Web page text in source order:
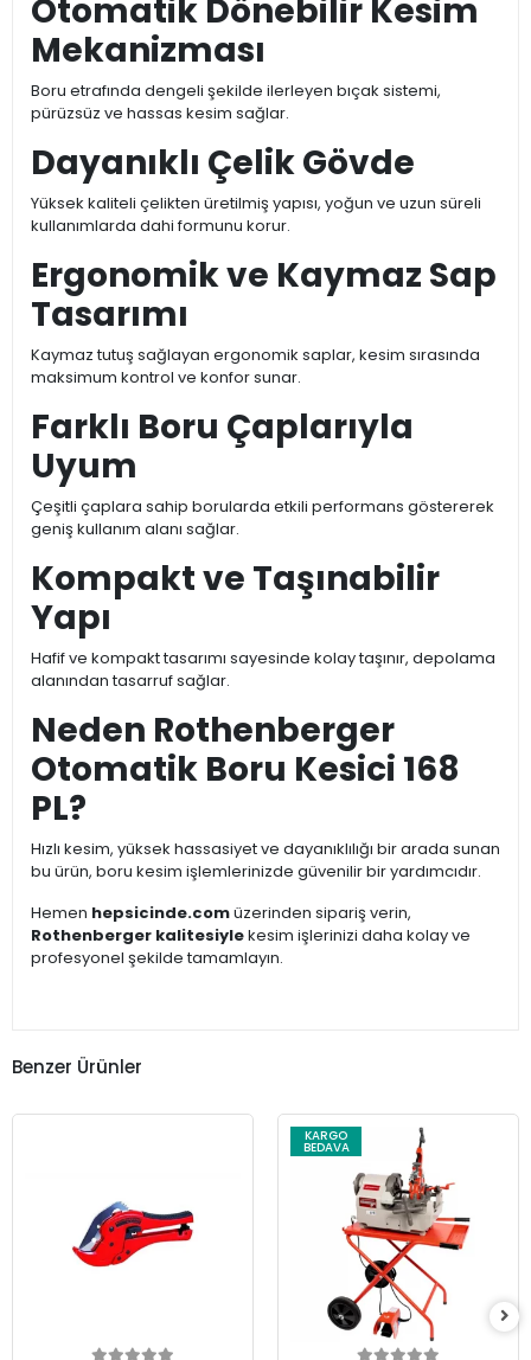
Otomatik Dönebilir Kesim
Mekanizması
Boru etrafında dengeli şekilde ilerleyen bıçak sistemi,
pürüzsüz ve hassas kesim sağlar.
Dayanıklı Çelik Gövde
Yüksek kaliteli çelikten üretilmiş yapısı, yoğun ve uzun süreli
kullanımlarda dahi formunu korur.
Ergonomik ve Kaymaz Sap
Tasarımı
Kaymaz tutuş sağlayan ergonomik saplar, kesim sırasında
maksimum kontrol ve konfor sunar.
Farklı Boru Çaplarıyla
Uyum
Çeşitli çaplara sahip borularda etkili performans göstererek
geniş kullanım alanı sağlar.
Kompakt ve Taşınabilir
Yapı
Hafif ve kompakt tasarımı sayesinde kolay taşınır, depolama
alanından tasarruf sağlar.
Neden Rothenberger
Otomatik Boru Kesici 168
PL?
Hızlı kesim, yüksek hassasiyet ve dayanıklılığı bir arada sunan
bu ürün, boru kesim işlemlerinizde güvenilir bir yardımcıdır.
Hemen hepsicinde.comüzerinden sipariş verin,
Rothenberger kalitesiylekesim işlerinizi daha kolay ve
profesyonel şekilde tamamlayın.
Benzer Ürünler
KARGO
BEDAVA